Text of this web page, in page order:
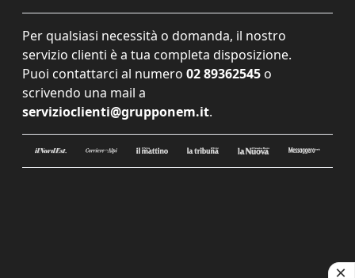
Per qualsiasi necessità o domanda, il nostro
servizio clienti è a tua completa disposizione.
Puoi contattarci al numero 02 89362545 o
scrivendo una mail a
servizioclienti@grupponem.it.